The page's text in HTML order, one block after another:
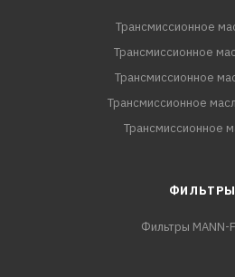
Трансмиссионное
Трансмиссионное
Трансмиссионное
Трансмиссионное
Трансмиссионное
ФИЛЬТРЫ
Фильтры MANN-